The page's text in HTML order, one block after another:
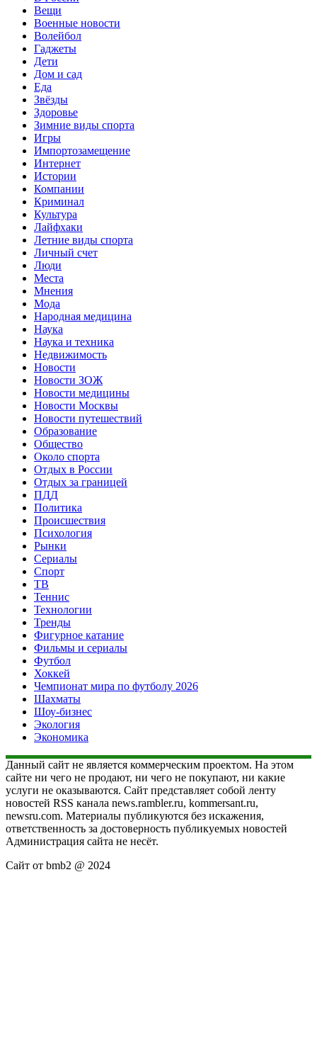
Вещи
Военные новости
Волейбол
Гаджеты
Дети
Дом и сад
Еда
Звёзды
Здоровье
Зимние виды спорта
Игры
Импортозамещение
Интернет
Истории
Компании
Криминал
Культура
Лайфхаки
Летние виды спорта
Личный счет
Люди
Места
Мнения
Мода
Народная медицина
Наука
Наука и техника
Недвижимость
Новости
Новости ЗОЖ
Новости медицины
Новости Москвы
Новости путешествий
Образование
Общество
Около спорта
Отдых в России
Отдых за границей
ПДД
Политика
Происшествия
Психология
Рынки
Сериалы
Спорт
ТВ
Теннис
Технологии
Тренды
Фигурное катание
Фильмы и сериалы
Футбол
Хоккей
Чемпионат мира по футболу 2026
Шахматы
Шоу-бизнес
Экология
Экономика
Данный сайт не является коммерческим проектом. На этом
сайте ни чего не продают, ни чего не покупают, ни какие
услуги не оказываются. Сайт представляет собой ленту
новостей RSS канала news.rambler.ru, kommersant.ru,
newsru.com. Материалы публикуются без искажения,
ответственность за достоверность публикуемых новостей
Администрация сайта не несёт.
Сайт от bmb2 @ 2024